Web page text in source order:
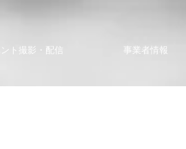
ト撮影・配信 事業者情報